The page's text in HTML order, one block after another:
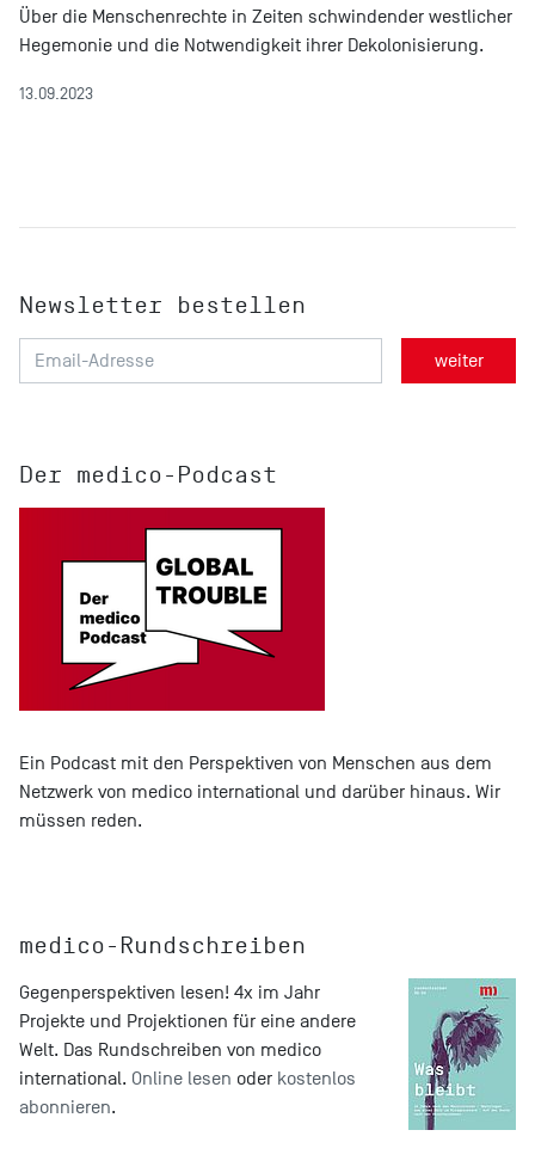
Über die Menschenrechte in Zeiten schwindender westlicher
Hegemonie und die Notwendigkeit ihrer Dekolonisierung.
13.09.2023
Newsletter bestellen
Der medico-Podcast
Ein Podcast mit den Perspektiven von Menschen aus dem
Netzwerk von medico international und darüber hinaus. Wir
müssen reden.
medico-Rundschreiben
Gegenperspektiven lesen! 4x im Jahr
Projekte und Projektionen für eine andere
Welt. Das Rundschreiben von medico
international. Online lesen oder kostenlos
abonnieren.